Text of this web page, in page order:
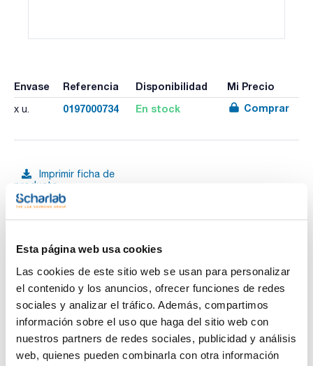
Esta página web usa cookies
Las cookies de este sitio web se usan para personalizar
el contenido y los anuncios, ofrecer funciones de redes
sociales y analizar el tráfico. Además, compartimos
información sobre el uso que haga del sitio web con
nuestros partners de redes sociales, publicidad y análisis
web, quienes pueden combinarla con otra información
Envase Referencia Disponibilidad Mi Precio
x u. 0197000734 En stock Comprar
Imprimir ficha de
producto
Características
Descripción : Reductor
Volumen máximo: 4 adaptadores (ml) : 200
Velocidad máxima (rpm) : 5000
Pack (u.) : 2
- Mueble exterior fabricado en aleación de Dur-Al.
- Cubeta interior y contratapa en acero inox.
- Cámara de seguridad de acero, entre la cubeta interior y el
mueble.
- Circuito electrónico digital gobernado por microprocesador
para el control de todos los parámetros de funcionamiento:
velocidad, aceleración, freno, RCF, temperatura, tiempo,
Ver más
Documentación técnica
TDS / Ficha técnica
COA